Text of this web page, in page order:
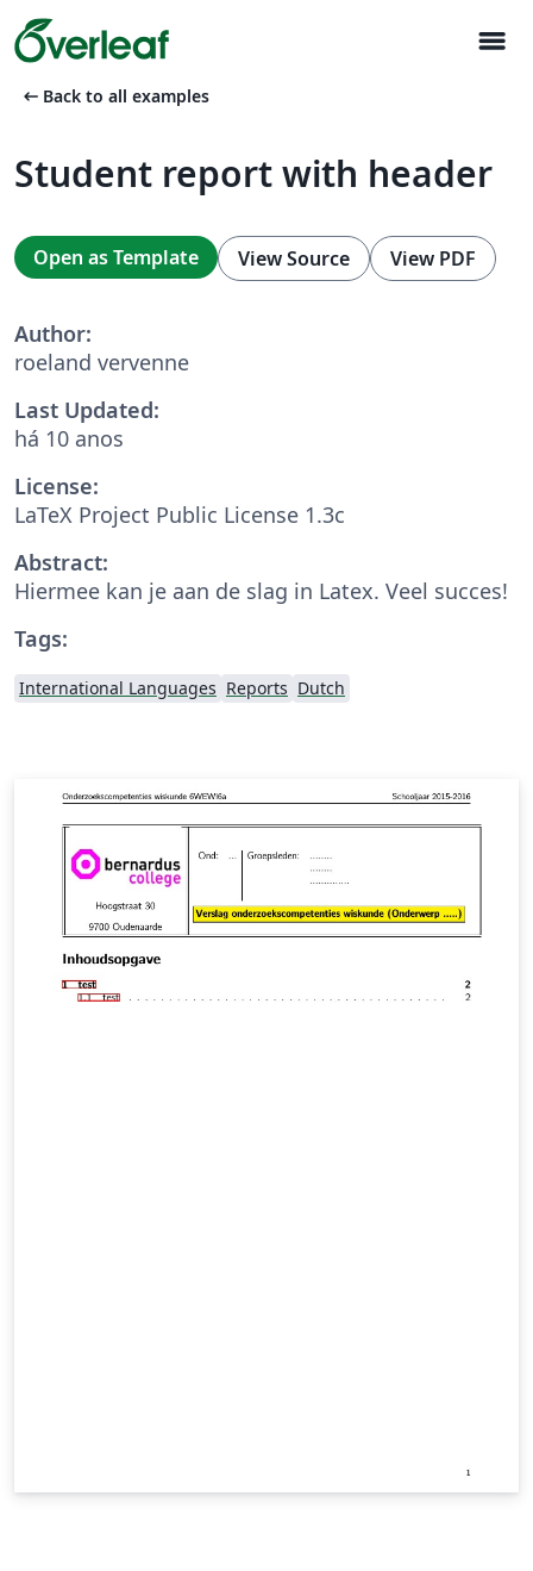
menu
arrow_left_alt Back to all examples
Student report with header
Open as Template View Source View PDF
Author:
roeland vervenne
Last Updated:
há 10 anos
License:
LaTeX Project Public License 1.3c
Abstract:
Hiermee kan je aan de slag in Latex. Veel succes!
Tags:
International Languages Reports Dutch